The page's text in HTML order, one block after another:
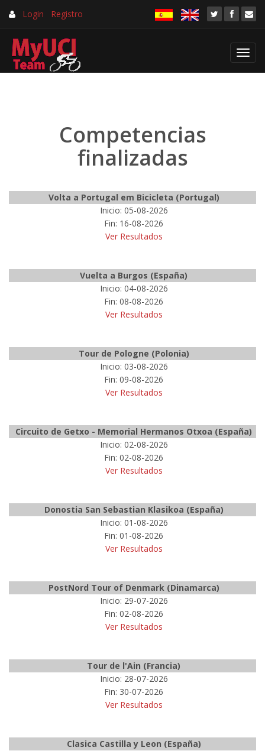
Login Registro
Competencias
finalizadas
Volta a Portugal em Bicicleta (Portugal)
Inicio: 05-08-2026
Fin: 16-08-2026
Ver Resultados
Vuelta a Burgos (España)
Inicio: 04-08-2026
Fin: 08-08-2026
Ver Resultados
Tour de Pologne (Polonia)
Inicio: 03-08-2026
Fin: 09-08-2026
Ver Resultados
Circuito de Getxo - Memorial Hermanos Otxoa (España)
Inicio: 02-08-2026
Fin: 02-08-2026
Ver Resultados
Donostia San Sebastian Klasikoa (España)
Inicio: 01-08-2026
Fin: 01-08-2026
Ver Resultados
PostNord Tour of Denmark (Dinamarca)
Inicio: 29-07-2026
Fin: 02-08-2026
Ver Resultados
Tour de l'Ain (Francia)
Inicio: 28-07-2026
Fin: 30-07-2026
Ver Resultados
Clasica Castilla y Leon (España)